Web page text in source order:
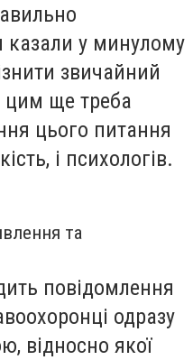
казали у минулому
звичайний
цим ще треба
цього питання
і психологів.
та
повідомлення
одразу
відносно якої